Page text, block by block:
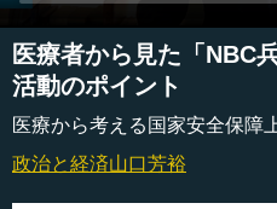
医療者から見た「NBC
活動のポイント
医療から考える国家安全保障
政治と経済山口芳裕